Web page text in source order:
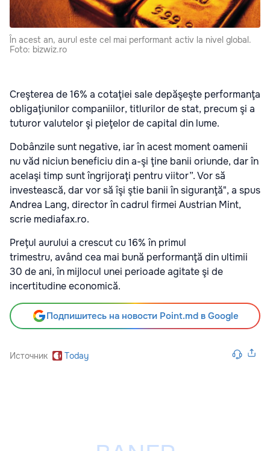
În acest an, aurul este cel mai performant activ la nivel global.
Foto: bizwiz.ro
Creşterea de 16% a cotaţiei sale depăşeşte performanţa
obliga­ţiu­nilor companiilor, titlurilor de stat, pre­cum şi a
tuturor valutelor şi pieţelor de capital din lume.
Dobânzile sunt negative, iar în acest moment oamenii
nu văd niciun beneficiu din a-şi ţine banii oriunde, dar în
acelaşi timp sunt îngrijoraţi pentru viitor”. Vor să
investească, dar vor să îşi ştie banii în siguranţă", a spus
Andrea Lang, director în cadrul firmei Austrian Mint,
scrie mediafax.ro.
Preţul aurului a crescut cu 16% în primul
trimestru, având cea mai bună performanţă din ultimii
30 de ani, în mijlocul unei perioade agitate şi de
incertitudine economică.
Подпишитесь на новости Point.md в Google
Источник Today